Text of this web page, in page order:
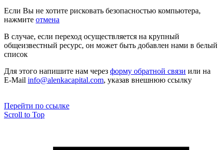
Если Вы не хотите рисковать безопасностью компьютера,
нажмите отмена
В случае, если переход осуществляется на крупный
общеизвестный ресурс, он может быть добавлен нами в белый
список
Для этого напишите нам через форму обратной связи или на
E-Mail info@alenkacapital.com, указав внешнюю ссылку
Перейти по ссылке
Scroll to Top